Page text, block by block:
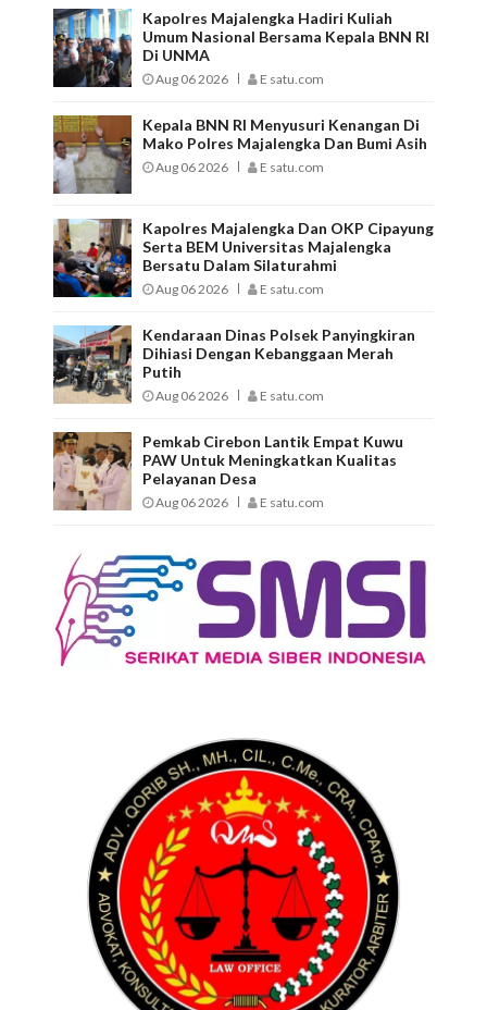
Kapolres Majalengka Hadiri Kuliah
Umum Nasional Bersama Kepala BNN RI
Di UNMA
Aug 06 2026 E satu.com
Kepala BNN RI Menyusuri Kenangan Di
Mako Polres Majalengka Dan Bumi Asih
Aug 06 2026 E satu.com
Kapolres Majalengka Dan OKP Cipayung
Serta BEM Universitas Majalengka
Bersatu Dalam Silaturahmi
Aug 06 2026 E satu.com
Kendaraan Dinas Polsek Panyingkiran
Dihiasi Dengan Kebanggaan Merah
Putih
Aug 06 2026 E satu.com
Pemkab Cirebon Lantik Empat Kuwu
PAW Untuk Meningkatkan Kualitas
Pelayanan Desa
Aug 06 2026 E satu.com